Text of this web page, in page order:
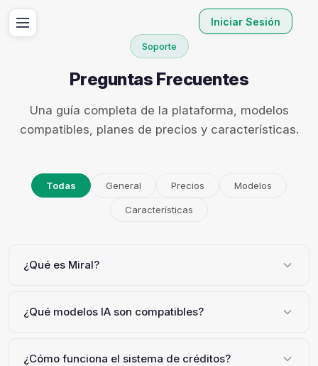
Soporte
Preguntas Frecuentes
Una guía completa de la plataforma, modelos
compatibles, planes de precios y características.
Todas General Precios Modelos
Características
¿Qué es Miral?
¿Qué modelos IA son compatibles?
¿Cómo funciona el sistema de créditos?
Iniciar Sesión